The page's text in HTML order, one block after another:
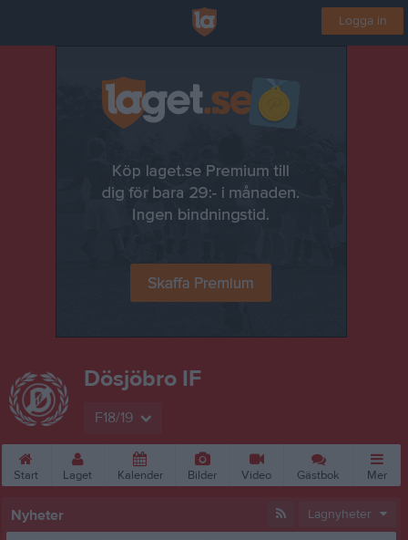
Logga in
Dösjöbro IF
F18/19
Start Laget Kalender Bilder Video Gästbok Mer
Nyheter Lagnyheter